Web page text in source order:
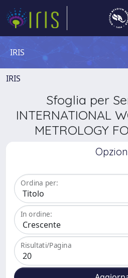
IRIS
IRIS
Sfoglia per
INTERNATIONAL
METROLOGY
Ordina per:
In ordine:
Risultati/Pagina